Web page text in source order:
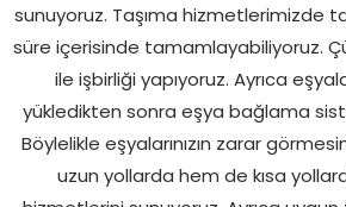
sunuyoruz. Taşıma hizmetlerimizde
süre içerisinde tamamlayabiliyoruz.
ile işbirliği yapıyoruz. Ayrıca
yükledikten sonra eşya bağlama
Böylelikle eşyalarınızın zarar
uzun yollarda hem de kısa